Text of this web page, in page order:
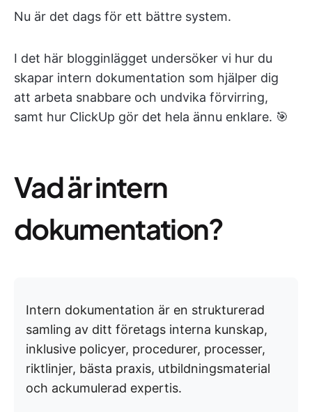
Nu är det dags för ett bättre system.
I det här blogginlägget undersöker vi hur du
skapar intern dokumentation som hjälper dig
att arbeta snabbare och undvika förvirring,
samt hur ClickUp gör det hela ännu enklare. 🎯
Vad är intern
dokumentation?
Intern dokumentation är en strukturerad
samling av ditt företags interna kunskap,
inklusive policyer, procedurer, processer,
riktlinjer, bästa praxis, utbildningsmaterial
och ackumulerad expertis.